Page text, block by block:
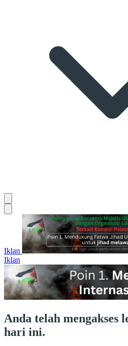
Iklan
Iklan
Anda telah mengakses
hari ini.